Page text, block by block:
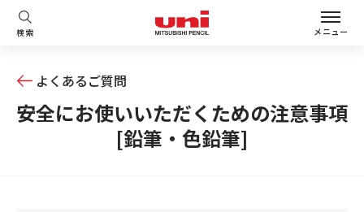
検索 メニュー
よくあるご質問
安全にお使いいただくための注意事項
[鉛筆・色鉛筆]